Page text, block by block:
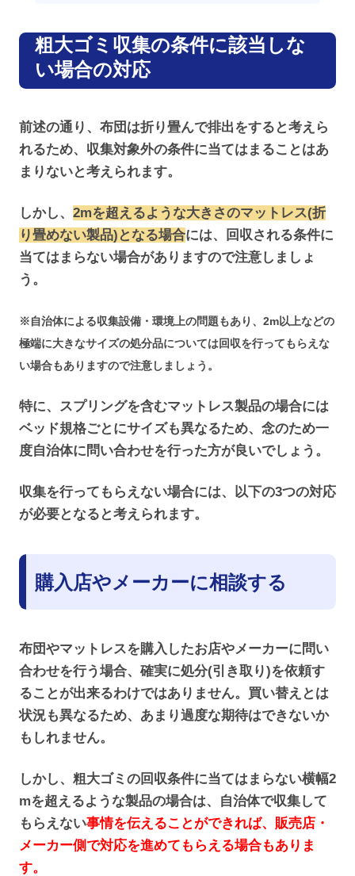
粗大ゴミ収集の条件に該当しな
い場合の対応
前述の通り、布団は折り畳んで排出をすると考えら
れるため、収集対象外の条件に当てはまることはあ
まりないと考えられます。
しかし、 2mを超えるような大きさのマットレス(折
り畳めない製品)となる場合には、回収される条件に
当てはまらない場合がありますので注意しましょ
う。
※自治体による収集設備・環境上の問題もあり、2m以上などの
極端に大きなサイズの処分品については回収を行ってもらえな
い場合もありますので注意しましょう。
特に、スプリングを含むマットレス製品の場合には
ベッド規格ごとにサイズも異なるため、念のため一
度自治体に問い合わせを行った方が良いでしょう。
収集を行ってもらえない場合には、以下の3つの対応
が必要となると考えられます。
購入店やメーカーに相談する
布団やマットレスを購入したお店やメーカーに問い
合わせを行う場合、確実に処分(引き取り)を依頼す
ることが出来るわけではありません。買い替えとは
状況も異なるため、あまり過度な期待はできないか
もしれません。
しかし、粗大ゴミの回収条件に当てはまらない横幅2
mを超えるような製品の場合は、自治体で収集して
もらえない事情を伝えることができれば、販売店・
メーカー側で対応を進めてもらえる場合もありま
す。